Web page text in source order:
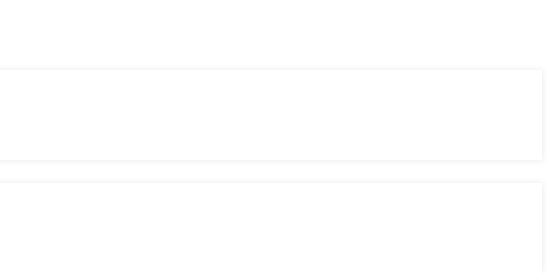
sans complications.
du marché.
des plateformes et des dApps.